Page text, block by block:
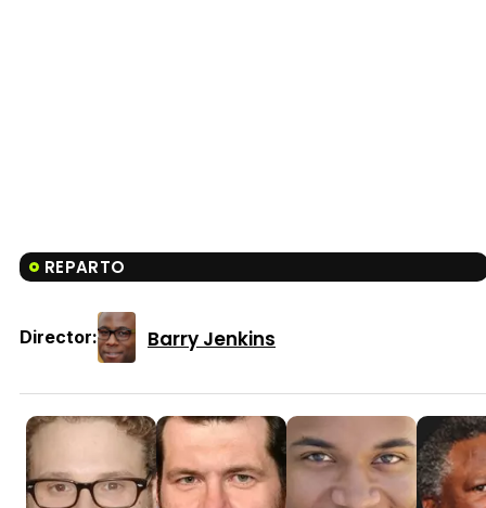
REPARTO
Director: Barry Jenkins